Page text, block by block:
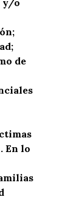
de
En lo